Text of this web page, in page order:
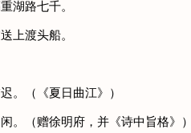
路七千。
渡头船。
（《夏日曲江》）
（赠徐明府，并《诗中旨格》